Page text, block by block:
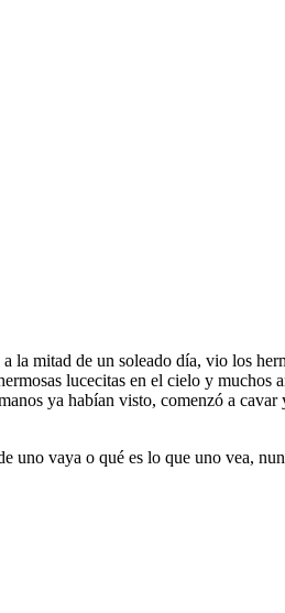
la mitad de un soleado día, vio los
lucecitas en el cielo y
ya habían visto, comenzó a
uno vaya o qué es lo que uno vea,